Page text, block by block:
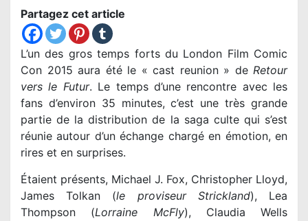
Partagez cet article
L’un des gros temps forts du London Film Comic
Con 2015 aura été le « cast reunion » de Retour
vers le Futur. Le temps d’une rencontre avec les
fans d’environ 35 minutes, c’est une très grande
partie de la distribution de la saga culte qui s’est
réunie autour d’un échange chargé en émotion, en
rires et en surprises.
Étaient présents, Michael J. Fox, Christopher Lloyd,
James Tolkan (le proviseur Strickland), Lea
Thompson (Lorraine McFly), Claudia Wells